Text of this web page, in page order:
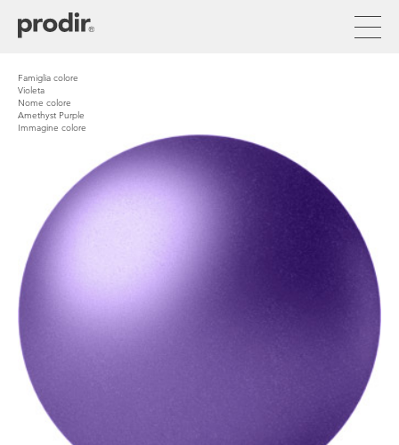
contenido
Famiglia colore
Violeta
Nome colore
Amethyst Purple
Immagine colore